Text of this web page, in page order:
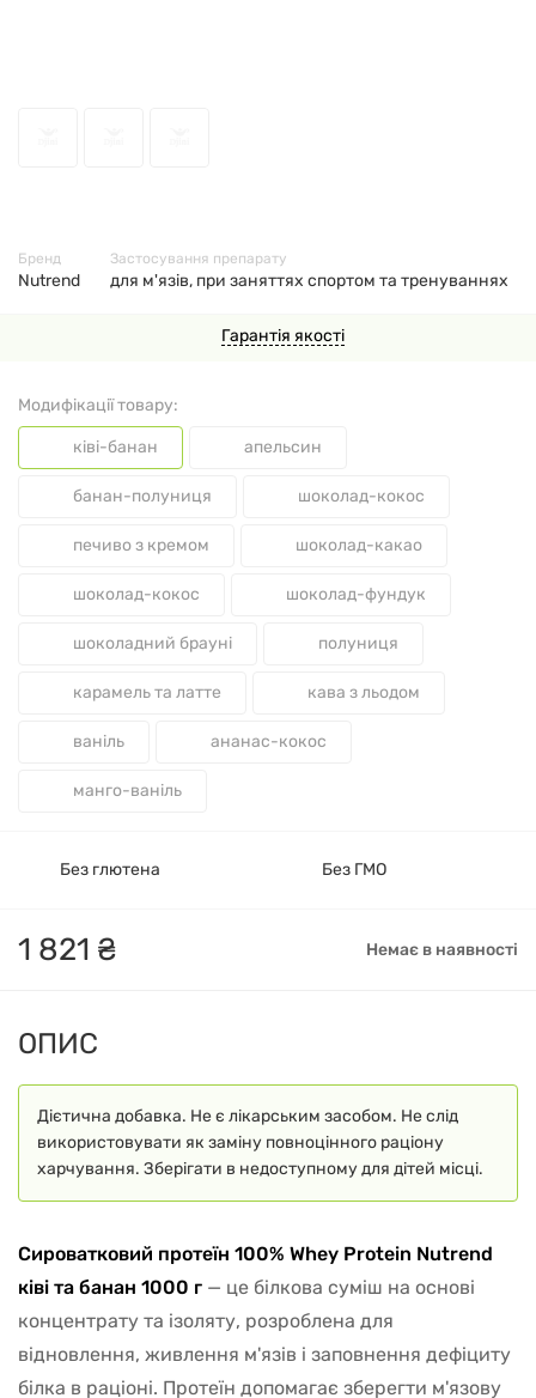
Гарантія якості
Модифікації товару:
ківі-банан апельсин
банан-полуниця шоколад-кокос
печиво з кремом шоколад-какао
шоколад-кокос шоколад-фундук
шоколадний брауні полуниця
карамель та латте кава з льодом
ваніль ананас-кокос
манго-ваніль
1 821 ₴ Немає в наявності
Без глютена Без ГМО
Бренд
Nutrend
Застосування препарату
для м'язів, при заняттях спортом та тренуваннях
ОПИС
Дієтична добавка. Не є лікарським засобом. Не слід
використовувати як заміну повноцінного раціону
харчування. Зберігати в недоступному для дітей місці.
Сироватковий протеїн 100% Whey Protein Nutrend
ківі та банан 1000 г — це білкова суміш на основі
концентрату та ізоляту, розроблена для
відновлення, живлення м'язів і заповнення дефіциту
білка в раціоні. Протеїн допомагає зберегти м'язову